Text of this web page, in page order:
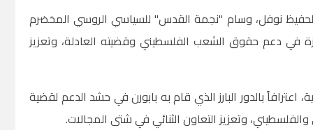
نوفل، وسام "نجمة القدس" للسياسي الروسي المخضرم
في دعم حقوق الشعب الفلسطيني وقضيته العادلة، وتعزيز
بالدور البارز الذي قام به بابورن في حشد الدعم لقضية
وتعزيز التعاون الثنائي في شتى المجالات.